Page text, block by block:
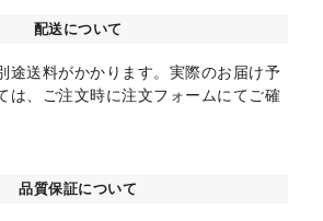
配送について
途送料がかかります。実際のお届け予
は、ご注文時に注文フォームにてご確
品質保証について